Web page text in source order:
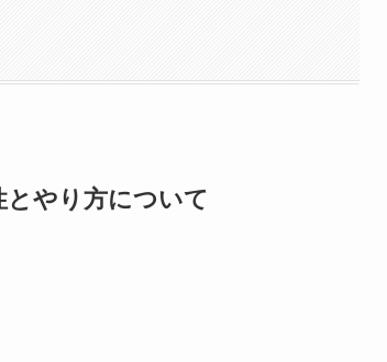
やり方について